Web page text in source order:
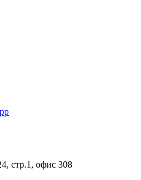
стр.1, офис 308